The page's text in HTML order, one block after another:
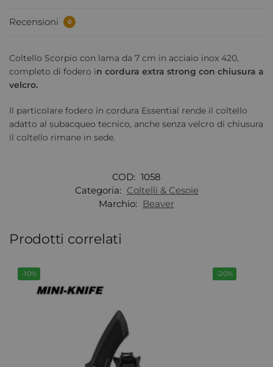
Recensioni 0
Coltello Scorpio con lama da 7 cm in acciaio inox 420,
completo di fodero in cordura extra strong con chiusura a
velcro.
Il particolare fodero in cordura Essential rende il coltello
adatto al subacqueo tecnico, anche senza velcro di chiusura
il coltello rimane in sede.
COD: 1058
Categoria: Coltelli & Cesoie
Marchio: Beaver
Prodotti correlati
-10% -20%